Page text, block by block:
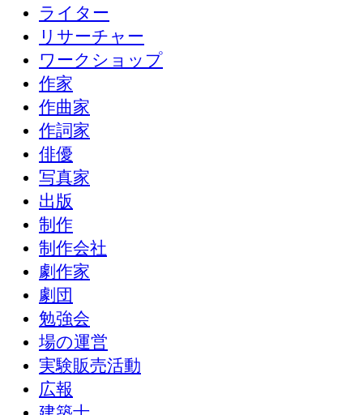
ライター
リサーチャー
ワークショップ
作家
作曲家
作詞家
俳優
写真家
出版
制作
制作会社
劇作家
劇団
勉強会
場の運営
実験販売活動
広報